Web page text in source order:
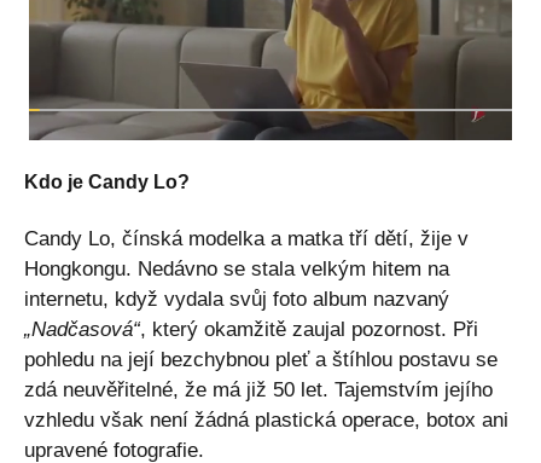
Kdo je Candy Lo?
Candy Lo, čínská modelka a matka tří dětí, žije v
Hongkongu. Nedávno se stala velkým hitem na
internetu, když vydala svůj foto album nazvaný
„Nadčasová“, který okamžitě zaujal pozornost. Při
pohledu na její bezchybnou pleť a štíhlou postavu se
zdá neuvěřitelné, že má již 50 let. Tajemstvím jejího
vzhledu však není žádná plastická operace, botox ani
upravené fotografie.